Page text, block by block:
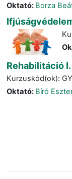
Oktató: Borza
Rehabilitáció
Kurzuskód(ok):
Oktató: Bíró